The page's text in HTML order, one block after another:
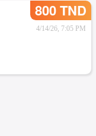
800 TND
4/14/26, 7:05 PM